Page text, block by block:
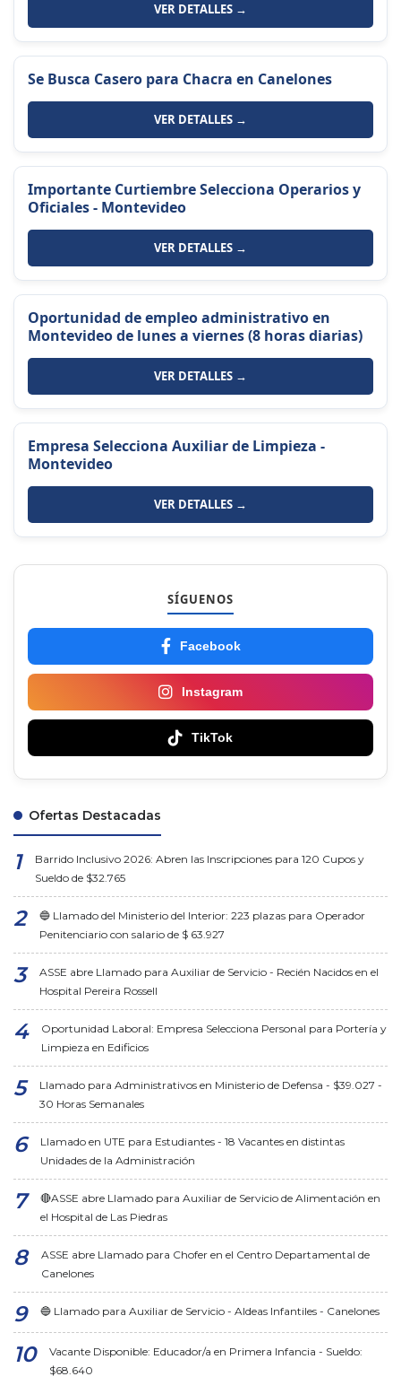
VER DETALLES →
Se Busca Casero para Chacra en Canelones
VER DETALLES →
Importante Curtiembre Selecciona Operarios y
Oficiales - Montevideo
VER DETALLES →
Oportunidad de empleo administrativo en
Montevideo de lunes a viernes (8 horas diarias)
VER DETALLES →
Empresa Selecciona Auxiliar de Limpieza -
Montevideo
VER DETALLES →
SÍGUENOS
Facebook
Instagram
TikTok
Ofertas Destacadas
Barrido Inclusivo 2026: Abren las Inscripciones para 120 Cupos y
Sueldo de $32.765
🔵 Llamado del Ministerio del Interior: 223 plazas para Operador
Penitenciario con salario de $ 63.927
ASSE abre Llamado para Auxiliar de Servicio - Recién Nacidos en el
Hospital Pereira Rossell
Oportunidad Laboral: Empresa Selecciona Personal para Portería y
Limpieza en Edificios
Llamado para Administrativos en Ministerio de Defensa - $39.027 -
30 Horas Semanales
Llamado en UTE para Estudiantes - 18 Vacantes en distintas
Unidades de la Administración
🔴ASSE abre Llamado para Auxiliar de Servicio de Alimentación en
el Hospital de Las Piedras
ASSE abre Llamado para Chofer en el Centro Departamental de
Canelones
🔵 Llamado para Auxiliar de Servicio - Aldeas Infantiles - Canelones
Vacante Disponible: Educador/a en Primera Infancia - Sueldo:
$68.640